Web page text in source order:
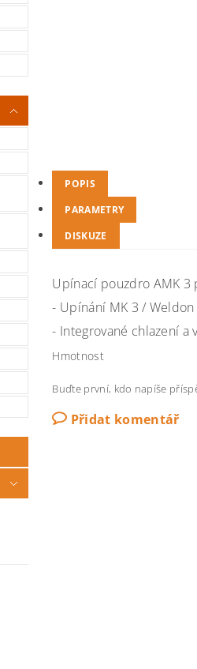
POPIS
PARAMETRY
DISKUZE
Upínací pouzdro AMK 3
- Upínání MK 3 /
- Integrované chlazení a
Hmotnost
Buďte první, kdo napíše
Přidat komentář